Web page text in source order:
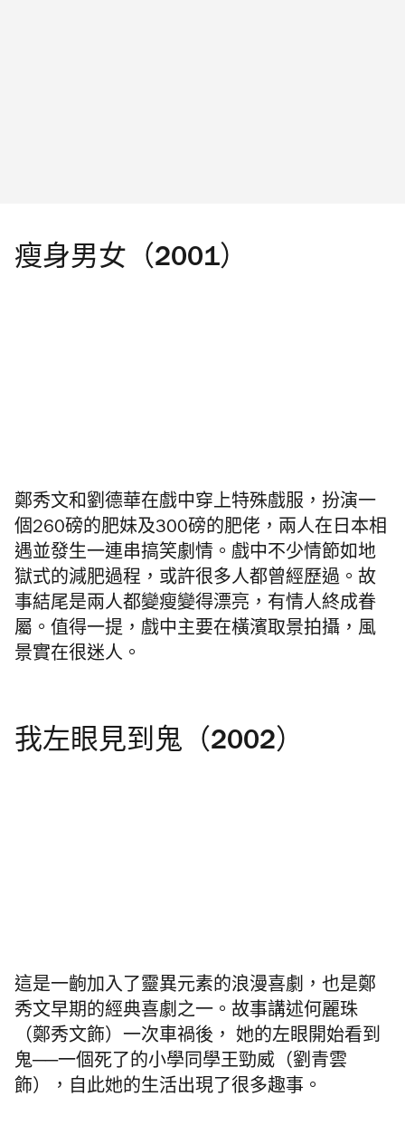
瘦身男女（2001）
鄭秀文和劉德華在戲中穿上特殊戲服，扮演一
個260磅的肥妹及300磅的肥佬，兩人在日本相
遇並發生一連串搞笑劇情。戲中不少情節如地
獄式的減肥過程，或許很多人都曾經歷過。故
事結尾是兩人都變瘦變得漂亮，有情人終成眷
屬。值得一提，戲中主要在橫濱取景拍攝，風
景實在很迷人。
我左眼見到鬼（2002）
這是一齣加入了靈異元素的浪漫喜劇，也是鄭
秀文早期的經典喜劇之一。故事講述何麗珠
（鄭秀文飾）一次車禍後， 她的左眼開始看到
鬼──一個死了的小學同學王勁威（劉青雲
飾），自此她的生活出現了很多趣事。